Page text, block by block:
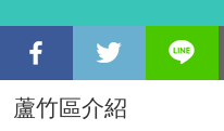
蘆竹區介紹